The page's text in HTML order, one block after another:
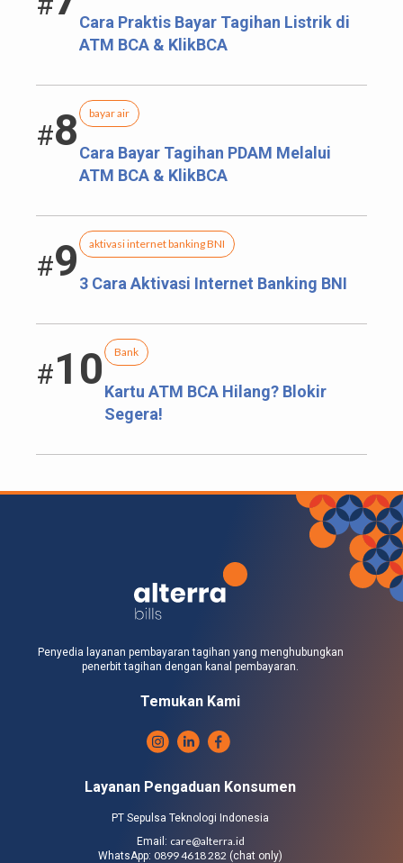
Cara Praktis Bayar Tagihan Listrik di
ATM BCA & KlikBCA
#8 bayar air
Cara Bayar Tagihan PDAM Melalui
ATM BCA & KlikBCA
#9 aktivasi internet banking BNI
3 Cara Aktivasi Internet Banking BNI
#10 Bank
Kartu ATM BCA Hilang? Blokir
Segera!
Penyedia layanan pembayaran tagihan yang menghubungkan
penerbit tagihan dengan kanal pembayaran.
Temukan Kami
Layanan Pengaduan Konsumen
PT Sepulsa Teknologi Indonesia
Email: care@alterra.id
WhatsApp: 0899 4618 282 (chat only)